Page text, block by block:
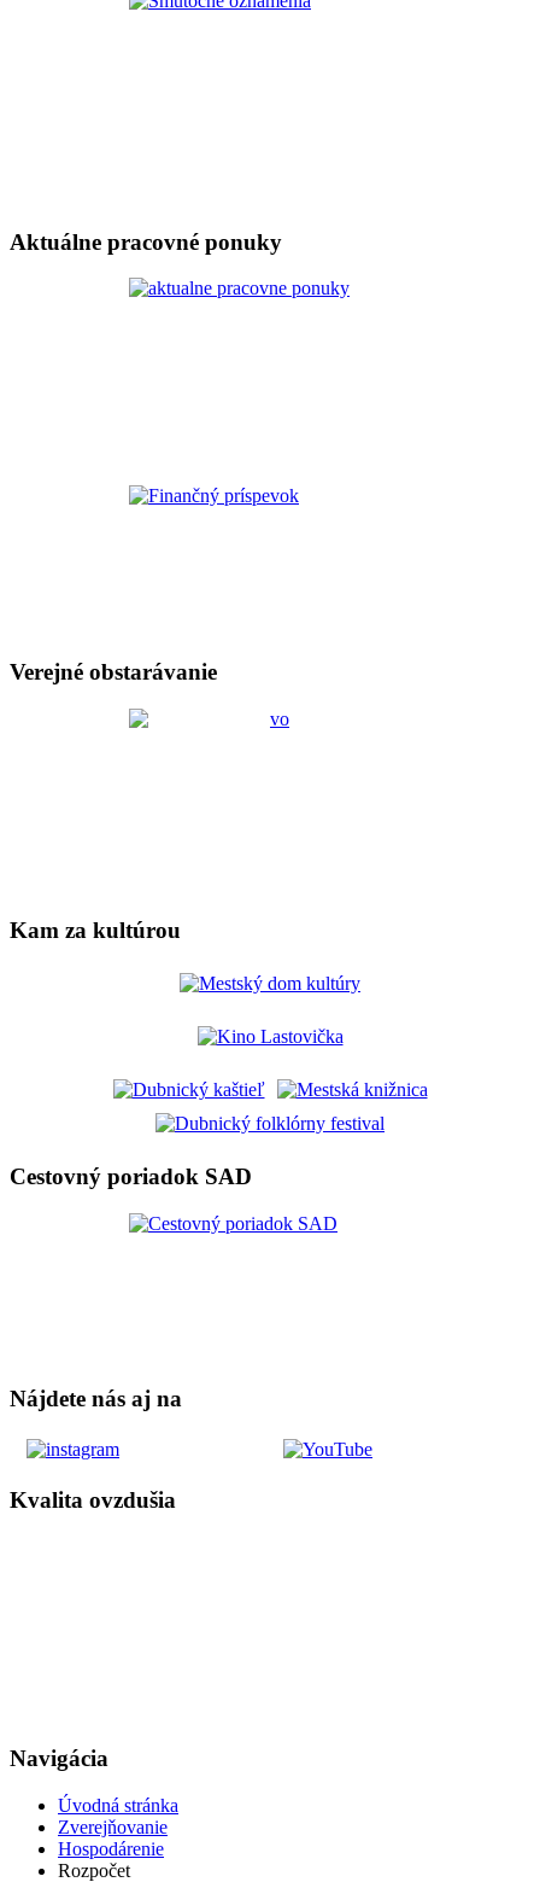
Aktuálne pracovné ponuky
Verejné obstarávanie
Kam za kultúrou
Cestovný poriadok SAD
Nájdete nás aj na
Kvalita ovzdušia
Navigácia
Úvodná stránka
Zverejňovanie
Hospodárenie
Rozpočet